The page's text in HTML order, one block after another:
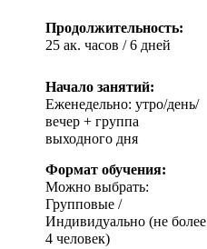
Продолжительность:
25 ак. часов / 6 дней
Начало занятий:
Еженедельно: утро/день/
вечер + группа
выходного дня
Формат обучения:
Можно выбрать:
Групповые /
Индивидуально (не более
4 человек)